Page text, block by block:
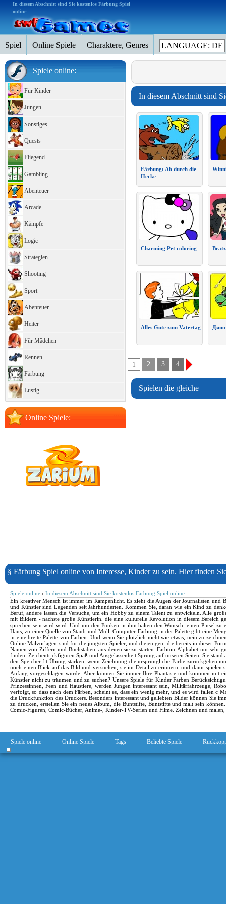
In diesem Abschnitt sind Sie kostenlos Färbung Spiel
online
§ Färbung Spiel online von Interesse, Kinder zu sein. Hier finden
Spiele online › In diesem Abschnitt sind Sie kostenlos Färbung Spiel online
Ein kreativer Mensch ist immer im Rampenlicht. Es zieht die Augen der Journalisten und
und Künstler sind Legenden seit Jahrhunderten. Kommen Sie, daran wie ein Kind zu
Beruf, andere lassen die Versuche, um ein Hobby zu einem Talent zu entwickeln. Alle
mit Bildern - nächste große Künstlerin, die eine kulturelle Revolution in diesem Bereich
sprechen sein wird wird. Und um den Funken in ihm halten den Wunsch, einen Pinsel
Haus, zu einer Quelle von Staub und Müll. Computer-Färbung in der Palette gibt eine
in eine breite Palette von Farben. Und wenn Sie plötzlich nicht wie etwas, nein zu
Online Malvorlagen sind für die jüngsten Spieler, und diejenigen, die bereits in dieser
Namen von Ziffern und Buchstaben, aus denen sie zu starten. Farbton-Alphabet nur
finden. Zeichentrickfiguren Spaß und Ausgelassenheit Sprung auf unseren Seiten. Sie
den Speicher fit Übung stärken, wenn Zeichnung die ursprüngliche Farbe zurückgeben
noch einen Blick auf das Bild und versuchen, sie im Detail zu erinnern, und dann
Anfang vorgeschlagen wurde. Aber können Sie immer Ihre Phantasie und kommen mit
Künstler nicht zu träumen und zu suchen? Unsere Spiele für Kinder Färben
Prinzessinnen, Feen und Haustiere, werden Jungen interessant sein, Militärfahrzeuge,
verfolgt, so dass nach dem Färben, scheint es, dass ein wenig mehr, und es wird fallen c
die Druckfunktion des Druckers. Besonders interessant und geliebten Bilder können Sie
zu drucken, erstellen Sie ein neues Album, die Buntstifte, Buntstifte und malt sein
Comic-Figuren, Comic-Bücher, Anime-, Kinder-TV-Serien und Filme. Zeichnen und
Spiel Online Spiele Charaktere, Genres LANGUAGE: DE
Spiele online:
Für Kinder
Jungen
Sonstiges
Quests
Fliegend
Gambling
Abenteuer
Arcade
Kämpfe
Logic
Strategien
Shooting
Sport
Abenteuer
Heiter
Für Mädchen
Rennen
Färbung
Lustig
Online Spiele:
In diesem Abschnitt sind
Färbung: Ab durch die
Hecke
Charming Pet сoloring
Alles Gute zum Vatertag
1 2 3 4
Spielen die gleiche
Spiele online Online Spiele Tags Beliebte Spiele